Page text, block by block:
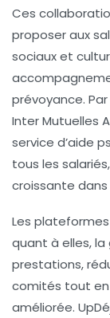
Ces
proposer aux
sociaux et
prévoyance.
Inter Mutuelles
service d’aide
tous les
croissante
Les
quant à elles,
prestations,
comités tout
améliorée.